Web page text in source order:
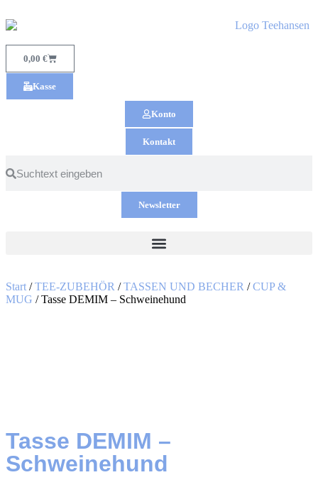
0,00 €
Kasse
Konto
Kontakt
Newsletter
Start /TEE-ZUBEHÖR /TASSEN UND BECHER /CUP &
MUG / Tasse DEMIM – Schweinehund
Tasse DEMIM –
Schweinehund